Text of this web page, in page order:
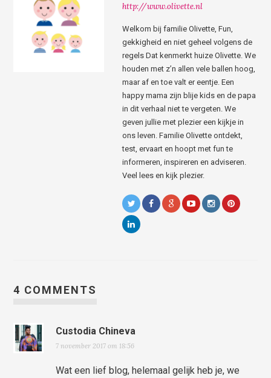
http://www.olivette.nl
Welkom bij familie Olivette, Fun,
gekkigheid en niet geheel volgens de
regels Dat kenmerkt huize Olivette. We
houden met z’n allen vele ballen hoog,
maar af en toe valt er eentje. Een
happy mama zijn blije kids en de papa
in dit verhaal niet te vergeten. We
geven jullie met plezier een kijkje in
ons leven. Familie Olivette ontdekt,
test, ervaart en hoopt met fun te
informeren, inspireren en adviseren.
Veel lees en kijk plezier.
4 COMMENTS
Custodia Chineva
7 november 2017 om 18:56
Wat een lief blog, helemaal gelijk heb je, we